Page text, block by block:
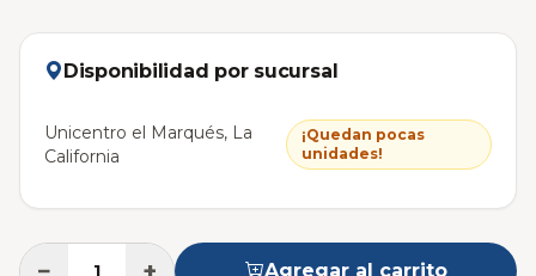
Disponibilidad por sucursal
Unicentro el Marqués, La
California
¡Quedan pocas
unidades!
Agregar al carrito